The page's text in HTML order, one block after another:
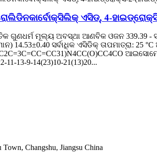
ଏସିଡ୍, 4-
ମୂଲ୍ୟ ଅବସ୍ଥା ଆଣବିକ ଓଜନ 339.39 -
14.53±0.40 ସର୍ବାଧିକ ଏସିଡିକ୍ ତାପମାତ୍ରା:
11-13-9-14(23)10-21(13)20...
Changshu, Jiangsu China